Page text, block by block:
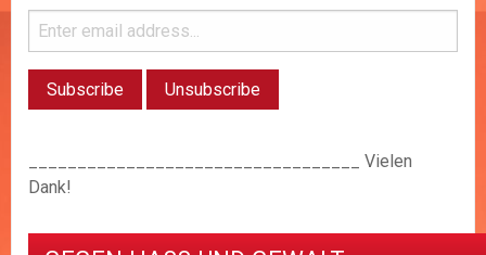
__________________________________ Vielen
Dank!